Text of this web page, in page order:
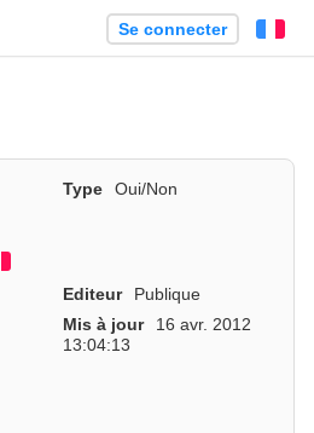
Se connecter
Type
Oui/Non
Editeur
Publique
Mis à jour
16 avr. 2012
13:04:13